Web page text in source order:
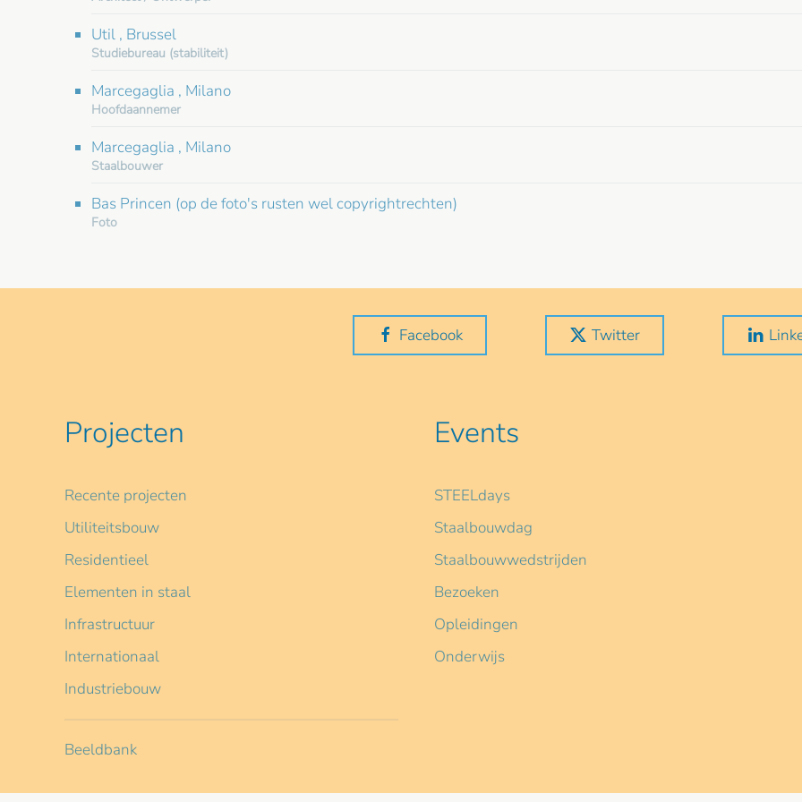
Util , Brussel
Studiebureau (stabiliteit)
Marcegaglia , Milano
Hoofdaannemer
Marcegaglia , Milano
Staalbouwer
Bas Princen (op de foto's rusten wel copyrightrechten)
Foto
Facebook Twitter
Projecten
Recente projecten
Utiliteitsbouw
Residentieel
Elementen in staal
Infrastructuur
Internationaal
Industriebouw
Beeldbank
Events
STEELdays
Staalbouwdag
Staalbouwwedstrijden
Bezoeken
Opleidingen
Onderwijs